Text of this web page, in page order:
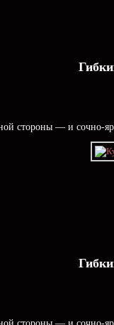
стороны — и сочно-